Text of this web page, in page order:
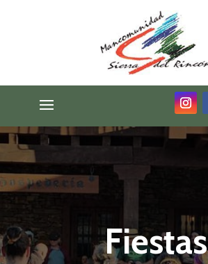
Fiestas